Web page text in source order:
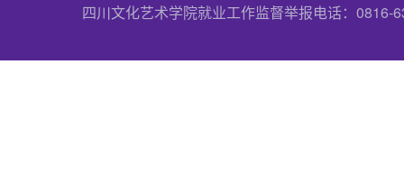
四川文化艺术学院就业工作监督举报电话：